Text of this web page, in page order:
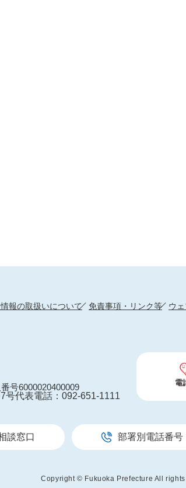
報の取扱いについて 免責事項・リンク等 ウ
号6000020400009
号代表電話：092-651-1111
談窓口 部署別電話番号
Copyright © Fukuoka Prefecture All